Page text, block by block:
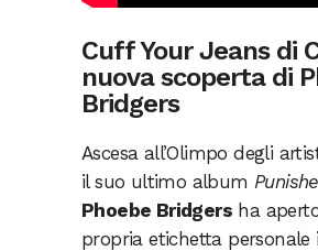
Cuff Your Jeans di
nuova scoperta di
Bridgers
Ascesa all’Olimpo degli
il suo ultimo album
Phoebe Bridgers ha
propria etichetta personale